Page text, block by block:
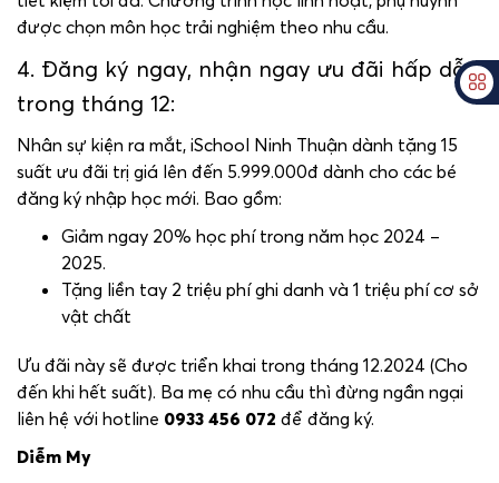
được chọn môn học trải nghiệm theo nhu cầu.
4. Đăng ký ngay, nhận ngay ưu đãi hấp dẫn
trong tháng 12:
Nhân sự kiện ra mắt, iSchool Ninh Thuận dành tặng 15
suất ưu đãi trị giá lên đến 5.999.000đ dành cho các bé
đăng ký nhập học mới. Bao gồm:
Giảm ngay 20% học phí trong năm học 2024 –
2025.
Tặng liền tay 2 triệu phí ghi danh và 1 triệu phí cơ sở
vật chất
Ưu đãi này sẽ được triển khai trong tháng 12.2024 (Cho
đến khi hết suất). Ba mẹ có nhu cầu thì đừng ngần ngại
liên hệ với hotline 0933 456 072 để đăng ký.
Diễm My